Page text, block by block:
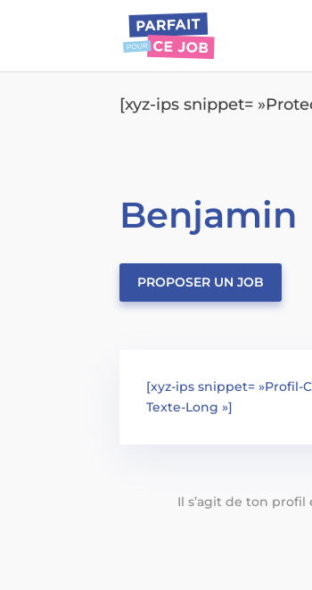
[xyz-ips snippet=
Benjamin
PROPOSER UN JOB
[xyz-ips snippet= »Profil-
Texte-Long »]
Il s’agit de ton